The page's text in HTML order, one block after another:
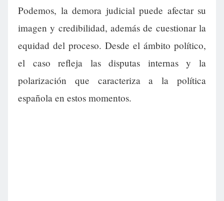
Podemos, la demora judicial puede afectar su
imagen y credibilidad, además de cuestionar la
equidad del proceso. Desde el ámbito político,
el caso refleja las disputas internas y la
polarización que caracteriza a la política
española en estos momentos.